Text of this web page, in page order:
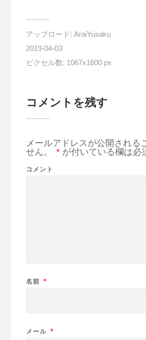
アップロード: AraiYusaku
2019-04-03
ピクセル数: 1067x1600 px
コメントを残す
メールアドレスが公開される
せん。
*が付いている欄は必
コメント
名前 *
メール *